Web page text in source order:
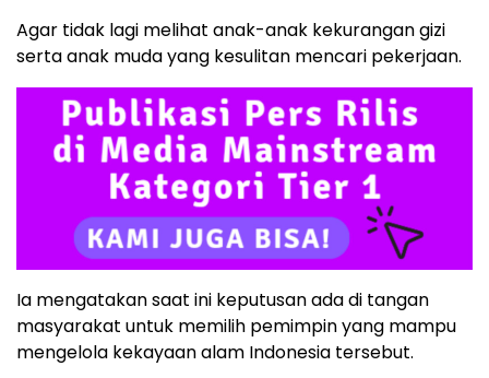
Agar tidak lagi melihat anak-anak kekurangan gizi
serta anak muda yang kesulitan mencari pekerjaan.
Ia mengatakan saat ini keputusan ada di tangan
masyarakat untuk memilih pemimpin yang mampu
mengelola kekayaan alam Indonesia tersebut.